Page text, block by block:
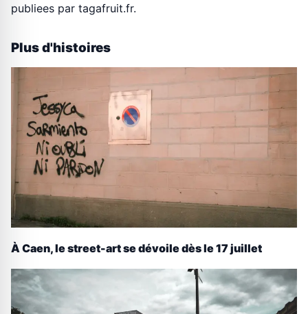
publiees par tagafruit.fr.
Plus d'histoires
À Caen, le street-art se dévoile dès le 17 juillet